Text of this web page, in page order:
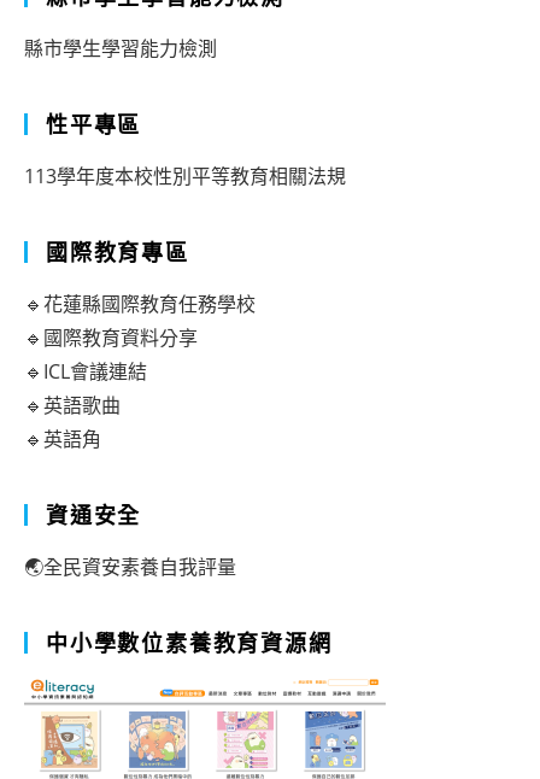
縣市學生學習能力檢測
性平專區
113學年度本校性別平等教育相關法規
國際教育專區
🔹花蓮縣國際教育任務學校
🔹國際教育資料分享
🔹ICL會議連結
🔹英語歌曲
🔹英語角
資通安全
🌏全民資安素養自我評量
中小學數位素養教育資源網